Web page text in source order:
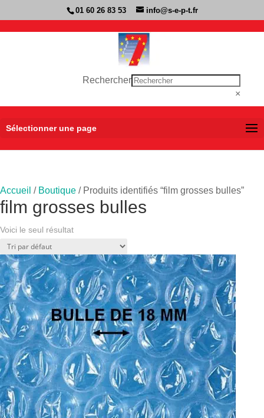
01 60 26 83 53 info@s-e-p-t.fr
Rechercher
×
Sélectionner une page
Accueil / Boutique / Produits identifiés “film grosses bulles”
film grosses bulles
Voici le seul résultat